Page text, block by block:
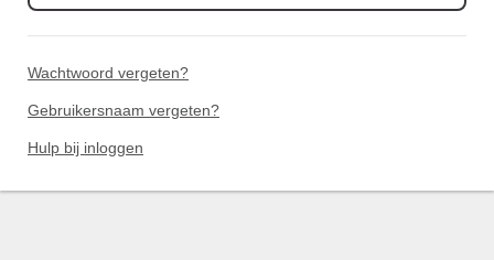
Wachtwoord vergeten?
Gebruikersnaam vergeten?
Hulp bij inloggen